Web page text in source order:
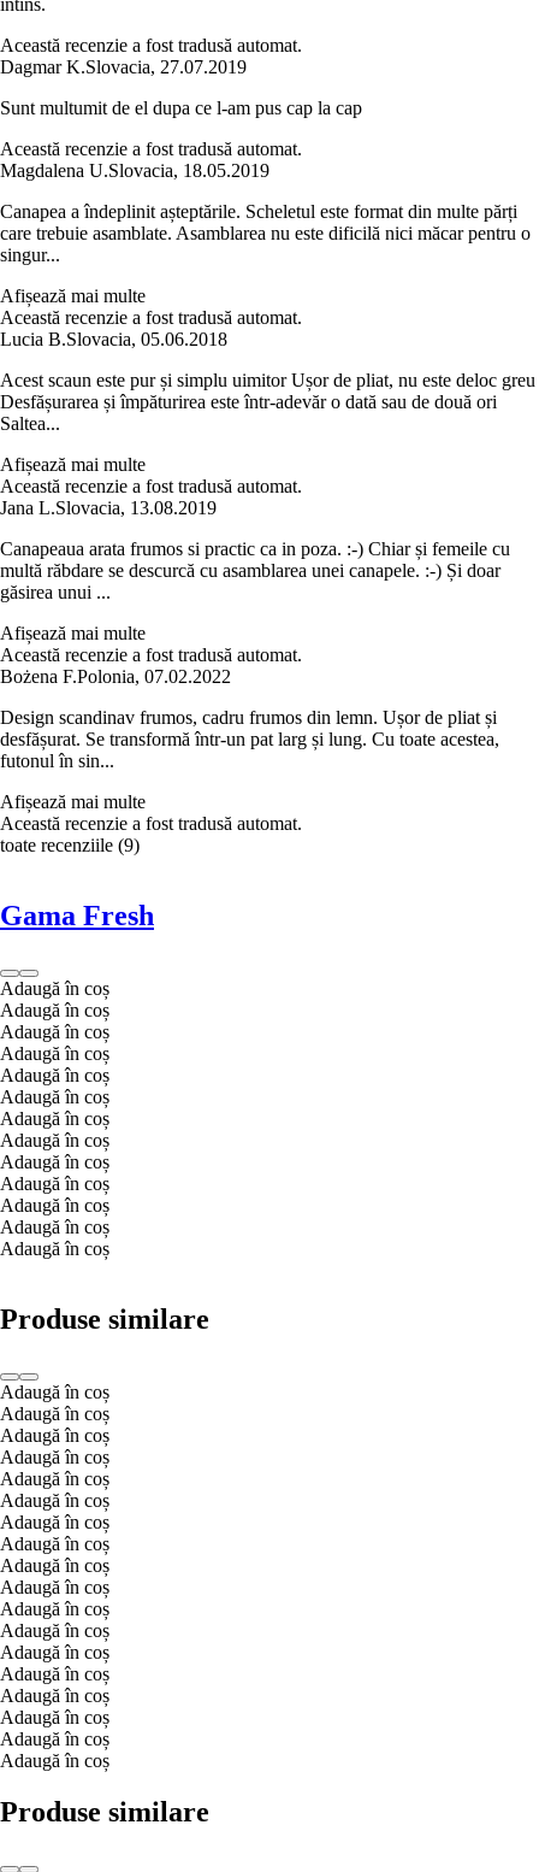
întins.
Această recenzie a fost tradusă automat.
Dagmar K.Slovacia, 27.07.2019
Sunt multumit de el dupa ce l-am pus cap la cap
Această recenzie a fost tradusă automat.
Magdalena U.Slovacia, 18.05.2019
Canapea a îndeplinit așteptările. Scheletul este format din multe părți
care trebuie asamblate. Asamblarea nu este dificilă nici măcar pentru o
singur...
Afișează mai multe
Această recenzie a fost tradusă automat.
Lucia B.Slovacia, 05.06.2018
Acest scaun este pur și simplu uimitor Ușor de pliat, nu este deloc greu
Desfășurarea și împăturirea este într-adevăr o dată sau de două ori
Saltea...
Afișează mai multe
Această recenzie a fost tradusă automat.
Jana L.Slovacia, 13.08.2019
Canapeaua arata frumos si practic ca in poza. :-) Chiar și femeile cu
multă răbdare se descurcă cu asamblarea unei canapele. :-) Și doar
găsirea unui ...
Afișează mai multe
Această recenzie a fost tradusă automat.
Bożena F.Polonia, 07.02.2022
Design scandinav frumos, cadru frumos din lemn. Ușor de pliat și
desfășurat. Se transformă într-un pat larg și lung. Cu toate acestea,
futonul în sin...
Afișează mai multe
Această recenzie a fost tradusă automat.
toate recenziile (9)
Gama Fresh
Adaugă în coș
Adaugă în coș
Adaugă în coș
Adaugă în coș
Adaugă în coș
Adaugă în coș
Adaugă în coș
Adaugă în coș
Adaugă în coș
Adaugă în coș
Adaugă în coș
Adaugă în coș
Adaugă în coș
Produse similare
Adaugă în coș
Adaugă în coș
Adaugă în coș
Adaugă în coș
Adaugă în coș
Adaugă în coș
Adaugă în coș
Adaugă în coș
Adaugă în coș
Adaugă în coș
Adaugă în coș
Adaugă în coș
Adaugă în coș
Adaugă în coș
Adaugă în coș
Adaugă în coș
Adaugă în coș
Adaugă în coș
Produse similare